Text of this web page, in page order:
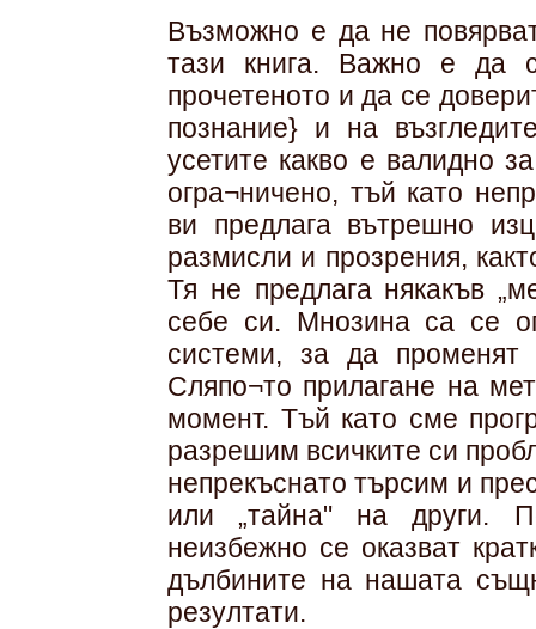
Възможно е да не
тази книга. Важно е да
прочетеното и да се
познание} и на
усетите какво е валидно
огра¬ничено, тъй като
ви предлага вътрешно
размисли и прозрения,
Тя не предлага някакъв
себе си. Мнозина са се
системи, за да
Сляпо¬то прилагане на
момент. Тъй като сме
разрешим всичките си
непрекъснато търсим и
или „тайна" на други.
неизбежно се оказват
дълбините на нашата
резултати.